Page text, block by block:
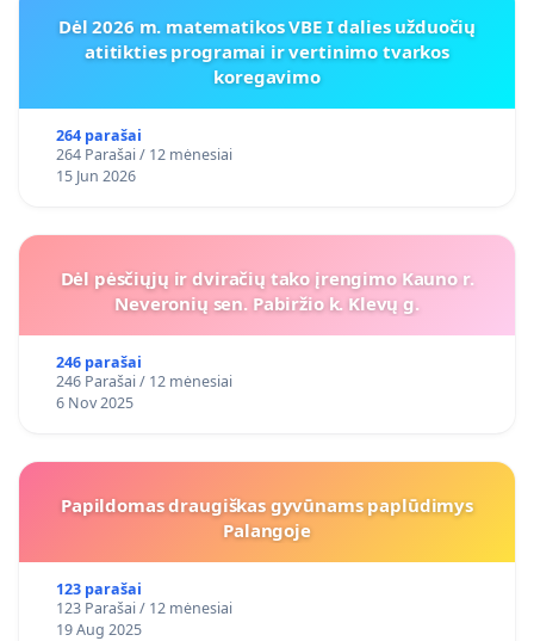
Dėl 2026 m. matematikos VBE I dalies užduočių
atitikties programai ir vertinimo tvarkos
koregavimo
264 parašai
264 Parašai / 12 mėnesiai
15 Jun 2026
Dėl pėsčiųjų ir dviračių tako įrengimo Kauno r.
Neveronių sen. Pabiržio k. Klevų g.
246 parašai
246 Parašai / 12 mėnesiai
6 Nov 2025
Papildomas draugiškas gyvūnams paplūdimys
Palangoje
123 parašai
123 Parašai / 12 mėnesiai
19 Aug 2025